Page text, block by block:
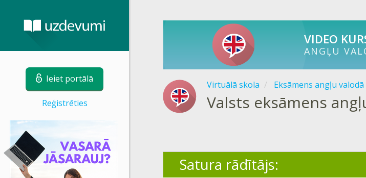
Ieiet portālā
Reģistrēties
VIDEO
ANGĻU
Virtuālā skola Eksāmens angļu valodā
Valsts eksāmens
Satura rādītājs: